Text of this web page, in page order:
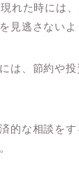
れた時には
見逃さないよ
は、節約や
的な相談をす